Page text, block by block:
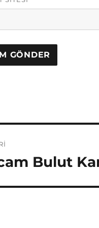
Bulut